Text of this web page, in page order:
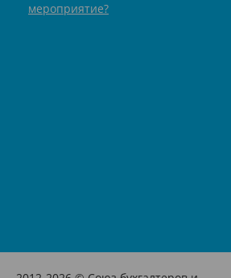
мероприятие?